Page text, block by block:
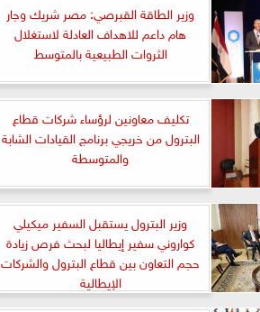
وزير الطاقة القبرصي: مصر شريك وجار
هام داعم للاهداف العادلة لاستغلال
الثروات الطبيعية بالمتوسط
تكليف معاونين لرؤساء شركات قطاع
البترول من خريجي برنامج القيادات الشابة
والمتوسطة
وزير البترول يستقبل السفير ميكيلي
كواروني سفير إيطاليا لبحث فرص زيادة
حجم التعاون بين قطاع البترول والشركات
الإيطالية